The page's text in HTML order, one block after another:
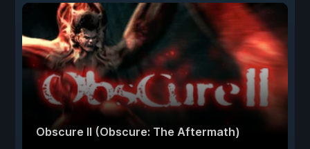
Obscure II (Obscure: The Aftermath)